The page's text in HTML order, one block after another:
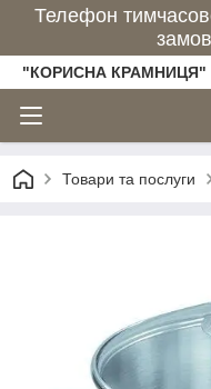
Телефон
"КОРИСНА КРАМНИЦЯ"
Товари та послуги